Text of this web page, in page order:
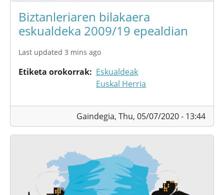
Biztanleriaren bilakaera
eskualdeka 2009/19 epealdian
Last updated 3 mins ago
Etiketa orokorrak
Eskualdeak
Euskal Herria
Gaindegia, Thu, 05/07/2020 - 13:44